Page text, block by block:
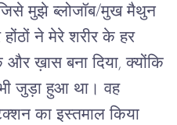
मुझे ब्लोजॉब/मुख मैथुन
ने मेरे शरीर के हर
ख़ास बना दिया, क्योंकि
जुड़ा हुआ था। वह
का इस्तमाल किया